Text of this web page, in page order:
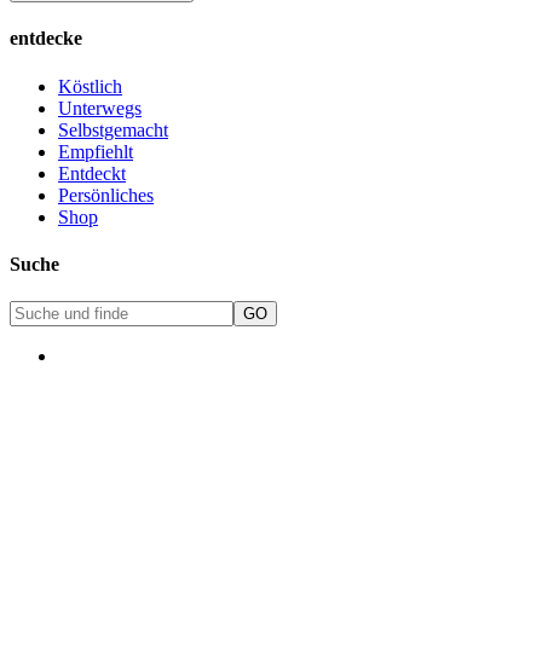
entdecke
Köstlich
Unterwegs
Selbstgemacht
Empfiehlt
Entdeckt
Persönliches
Shop
Suche